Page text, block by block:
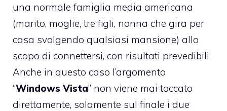
una normale famiglia media americana
(marito, moglie, tre figli, nonna che gira per
casa svolgendo qualsiasi mansione) allo
scopo di connettersi, con risultati prevedibili.
Anche in questo caso l’argomento
“Windows Vista” non viene mai toccato
direttamente, solamente sul finale i due